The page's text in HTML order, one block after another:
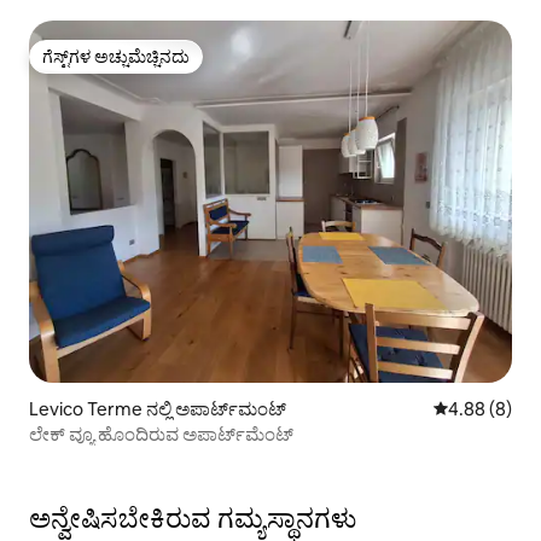
ಗೆಸ್ಟ್‌ಗಳ ಅಚ್ಚುಮೆಚ್ಚಿನದು
ಗೆಸ್ಟ್‌ಗಳ ಅಚ್ಚುಮೆಚ್ಚಿನದು
Levico Terme ನಲ್ಲಿ ಅಪಾರ್ಟ್‌ಮಂಟ್ 5 ರಲ್ಲಿ 4.88
4.88 (8)
ಲೇಕ್ ವ್ಯೂ ಹೊಂದಿರುವ ಅಪಾರ್ಟ್‌ಮೆಂಟ್
ಅನ್ವೇಷಿಸಬೇಕಿರುವ ಗಮ್ಯಸ್ಥಾನಗಳು